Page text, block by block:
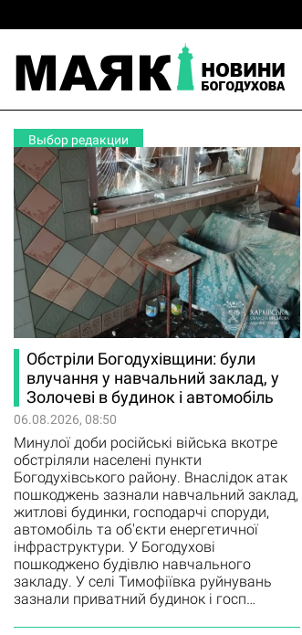
Выбор редакции
Обстріли Богодухівщини: були
влучання у навчальний заклад, у
Золочеві в будинок і автомобіль
06.08.2026, 08:50
Минулої доби російські війська вкотре
обстріляли населені пункти
Богодухівського району. Внаслідок атак
пошкоджень зазнали навчальний заклад,
житлові будинки, господарчі споруди,
автомобіль та об'єкти енергетичної
інфраструктури. У Богодухові
пошкоджено будівлю навчального
закладу. У селі Тимофіївка руйнувань
зазнали приватний будинок і госп…